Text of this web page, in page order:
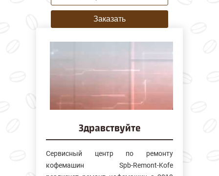
Заказать
Здравствуйте
Сервисный центр по ремонту
кофемашин Spb-Remont-Kofe